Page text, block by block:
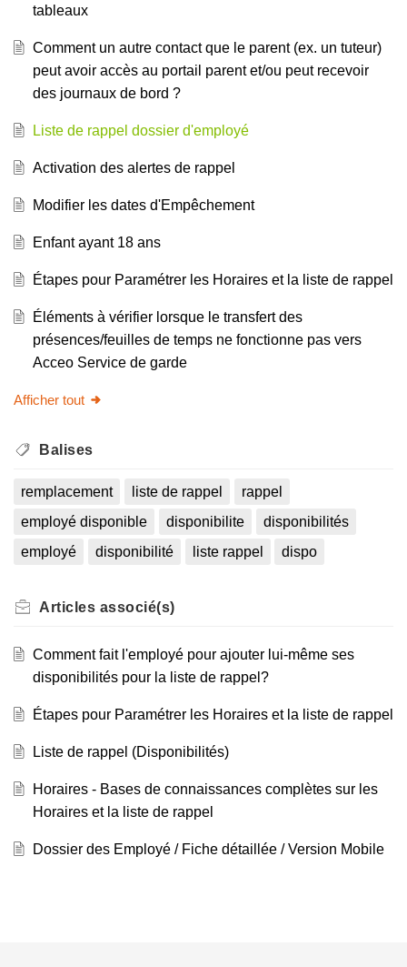
tableaux
Comment un autre contact que le parent (ex. un tuteur)
peut avoir accès au portail parent et/ou peut recevoir
des journaux de bord ?
Liste de rappel dossier d'employé
Activation des alertes de rappel
Modifier les dates d'Empêchement
Enfant ayant 18 ans
Étapes pour Paramétrer les Horaires et la liste de rappel
Éléments à vérifier lorsque le transfert des
présences/feuilles de temps ne fonctionne pas vers
Acceo Service de garde
Afficher tout
Balises
remplacement liste de rappel
rappel
employé disponible
disponibilite
disponibilités
employé
disponibilité liste rappel dispo
Articles associé(s)
Comment fait l'employé pour ajouter lui-même ses
disponibilités pour la liste de rappel?
Étapes pour Paramétrer les Horaires et la liste de rappel
Liste de rappel (Disponibilités)
Horaires - Bases de connaissances complètes sur les
Horaires et la liste de rappel
Dossier des Employé / Fiche détaillée / Version Mobile